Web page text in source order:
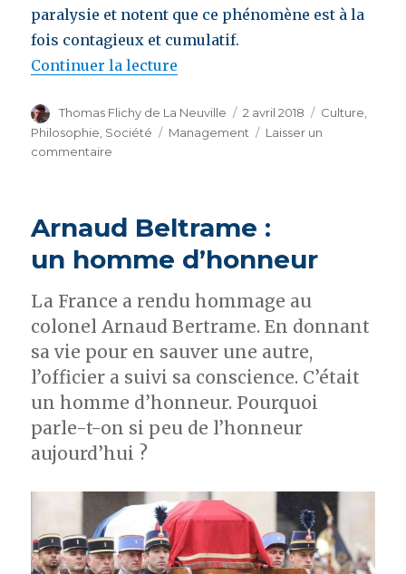
paralysie et notent que ce phénomène est à la
fois contagieux et cumulatif.
Continuer la lecture
Auteur
Thomas Flichy de La Neuville
Publié
le
2 avril 2018 Catégories
Culture,
Philosophie Société Étiquettes
Management
Laisser un
commentaire
égarés,
aux
effondrements
Arnaud Beltrame :
un homme d’honneur
La France a rendu hommage au
colonel Arnaud Bertrame. En donnant
sa vie pour en sauver une autre,
l’officier a suivi sa conscience. C’était
un homme d’honneur. Pourquoi
parle-t-on si peu de l’honneur
aujourd’hui ?